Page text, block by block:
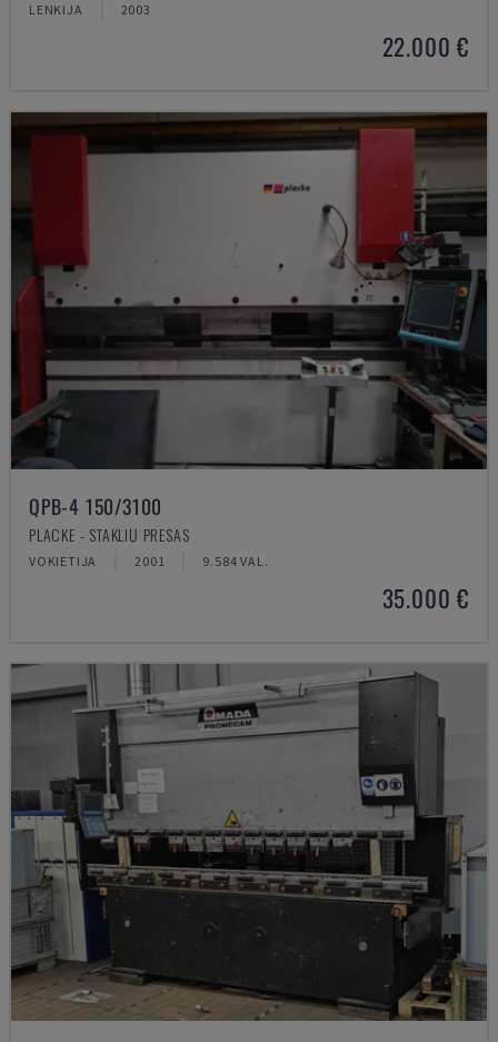
LENKIJA 2003
22.000 €
QPB-4 150/3100
PLACKE - STAKLIŲ PRESAS
VOKIETIJA 2001 9.584 VAL.
35.000 €